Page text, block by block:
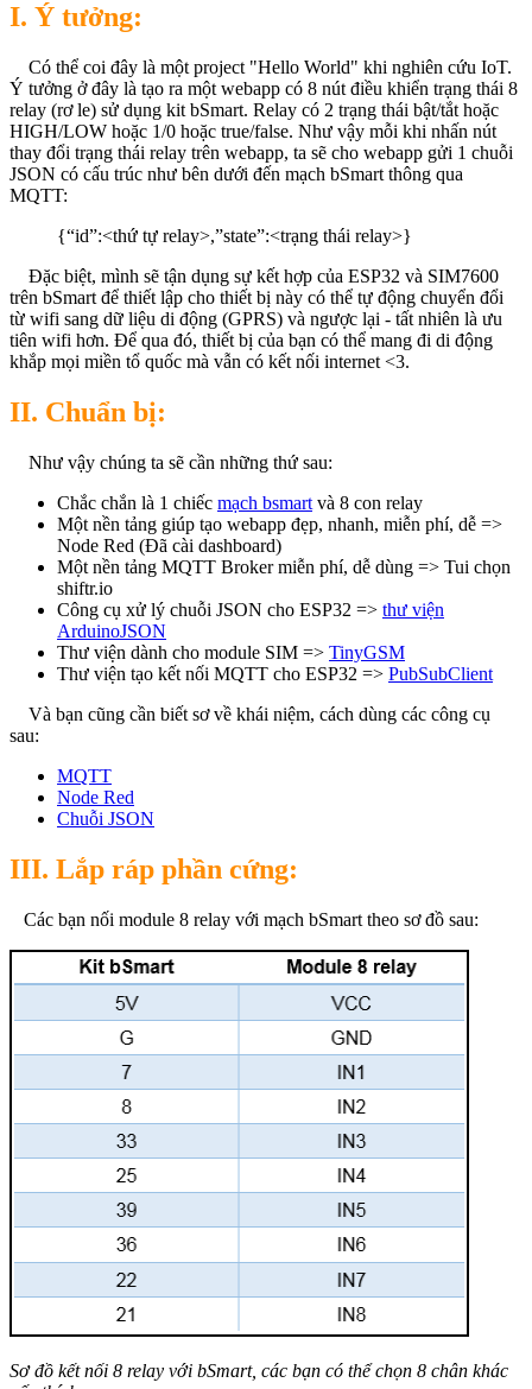
I. Ý tưởng:
Có thể coi đây là một project "Hello World" khi nghiên cứu IoT.
Ý tưởng ở đây là tạo ra một webapp có 8 nút điều khiển trạng thái 8
relay (rơ le) sử dụng kit bSmart. Relay có 2 trạng thái bật/tắt hoặc
HIGH/LOW hoặc 1/0 hoặc true/false. Như vậy mỗi khi nhấn nút
thay đổi trạng thái relay trên webapp, ta sẽ cho webapp gửi 1 chuỗi
JSON có cấu trúc như bên dưới đến mạch bSmart thông qua
MQTT:
{“id”:<thứ tự relay>,”state”:<trạng thái relay>}
Đặc biệt, mình sẽ tận dụng sự kết hợp của ESP32 và SIM7600
trên bSmart để thiết lập cho thiết bị này có thể tự động chuyển đổi
từ wifi sang dữ liệu di động (GPRS) và ngược lại - tất nhiên là ưu
tiên wifi hơn. Để qua đó, thiết bị của bạn có thể mang đi di động
khắp mọi miền tổ quốc mà vẫn có kết nối internet <3.
II. Chuẩn bị:
Như vậy chúng ta sẽ cần những thứ sau:
Chắc chắn là 1 chiếc mạch bsmart và 8 con relay
Một nền tảng giúp tạo webapp đẹp, nhanh, miễn phí, dễ =>
Node Red (Đã cài dashboard)
Một nền tảng MQTT Broker miễn phí, dễ dùng => Tui chọn
shiftr.io
Công cụ xử lý chuỗi JSON cho ESP32 => thư viện
ArduinoJSON
Thư viện dành cho module SIM => TinyGSM
Thư viện tạo kết nối MQTT cho ESP32 => PubSubClient
Và bạn cũng cần biết sơ về khái niệm, cách dùng các công cụ
sau:
MQTT
Node Red
Chuỗi JSON
III. Lắp ráp phần cứng:
Các bạn nối module 8 relay với mạch bSmart theo sơ đồ sau:
Sơ đồ kết nối 8 relay với bSmart, các bạn có thể chọn 8 chân khác